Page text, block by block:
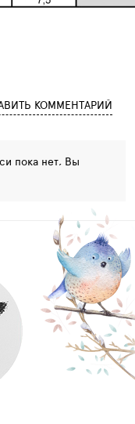
КОММЕНТАРИЙ
пока нет, Вы